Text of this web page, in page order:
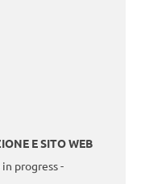
E SITO WEB
progress -